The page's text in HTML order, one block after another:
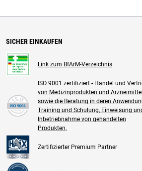
SICHER EINKAUFEN
Link zum BfArM-Verzeichnis
ISO 9001 zertifiziert - Handel und
von Medizinprodukten und
sowie die Beratung in deren
Training und Schulung, Einweisung
Inbetriebnahme von gehandelten
Produkten.
Zertifizierter Premium Partner